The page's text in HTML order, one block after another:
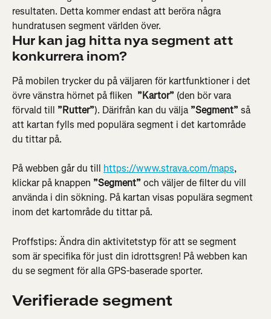
resultaten. Detta kommer endast att beröra några
hundratusen segment världen över.
Hur kan jag hitta nya segment att
konkurrera inom?
På mobilen trycker du på väljaren för kartfunktioner i det
övre vänstra hörnet på fliken ”Kartor” (den bör vara
förvald till ”Rutter”). Därifrån kan du välja ”Segment” så
att kartan fylls med populära segment i det kartområde
du tittar på.
På webben går du till https://www.strava.com/maps,
klickar på knappen ”Segment” och väljer de filter du vill
använda i din sökning. På kartan visas populära segment
inom det kartområde du tittar på.
Proffstips: Ändra din aktivitetstyp för att se segment
som är specifika för just din idrottsgren! På webben kan
du se segment för alla GPS-baserade sporter.
Verifierade segment